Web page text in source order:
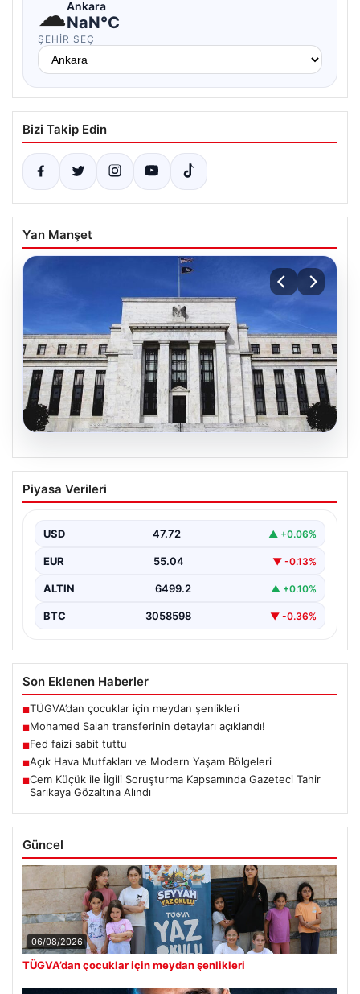
☁Ankara
NaN°C
ŞEHIR SEÇ
Bizi Takip Edin
Yan Manşet
04.08.2026
Fed faizi sabit tuttu
Piyasa Verileri
USD 47.72 ▲ +0.06%
EUR 55.04 ▼ -0.13%
ALTIN 6499.2 ▲ +0.10%
BTC 3058598 ▼ -0.36%
Son Eklenen Haberler
■TÜGVA’dan çocuklar için meydan şenlikleri
■Mohamed Salah transferinin detayları açıklandı!
■Fed faizi sabit tuttu
■Açık Hava Mutfakları ve Modern Yaşam Bölgeleri
■Cem Küçük ile İlgili Soruşturma Kapsamında Gazeteci Tahir
Sarıkaya Gözaltına Alındı
Güncel
06/08/2026
TÜGVA’dan çocuklar için meydan şenlikleri